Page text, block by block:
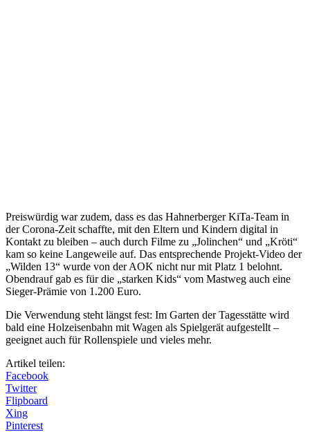
Preiswürdig war zudem, dass es das Hahnerberger KiTa-Team in
der Corona-Zeit schaffte, mit den Eltern und Kindern digital in
Kontakt zu bleiben – auch durch Filme zu „Jolinchen“ und „Kröti“
kam so keine Langeweile auf. Das entsprechende Projekt-Video der
„Wilden 13“ wurde von der AOK nicht nur mit Platz 1 belohnt.
Obendrauf gab es für die „starken Kids“ vom Mastweg auch eine
Sieger-Prämie von 1.200 Euro.
Die Verwendung steht längst fest: Im Garten der Tagesstätte wird
bald eine Holzeisenbahn mit Wagen als Spielgerät aufgestellt –
geeignet auch für Rollenspiele und vieles mehr.
Artikel teilen:
Facebook
Twitter
Flipboard
Xing
Pinterest